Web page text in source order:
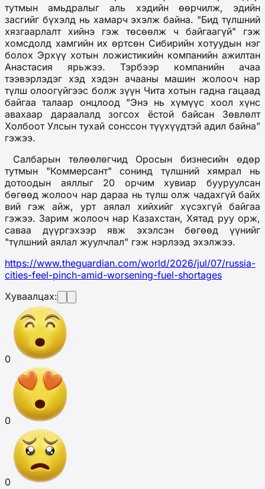
тутмын амьдралыг аль хэдийн өөрчилж, эдийн
засгийг бүхэлд нь хамарч эхэлж байна. "Бид түлшний
хязгаарлалт хийнэ гэж төсөөлж ч байгаагүй" гэж
хомсдолд хамгийн их өртсөн Сибирийн хотуудын нэг
болох Эрхүү хотын ложистикийн компанийн ажилтан
Анастасия ярьжээ. Тэрбээр компанийн ачаа
тээвэрлэдэг хэд хэдэн ачааны машин жолооч нар
түлш олоогүйгээс болж зүүн Чита хотын гадна гацаад
байгаа талаар онцлоод "Энэ нь хүмүүс хоол хүнс
авахаар дараалалд зогсох ёстой байсан Зөвлөлт
Холбоот Улсын тухай сонссон түүхүүдтэй адил байна”
гэжээ.
Салбарын төлөөлөгчид Оросын бизнесийн өдөр
тутмын "Коммерсант" сонинд түлшний хямрал нь
дотоодын аяллыг 20 орчим хувиар бууруулсан
бөгөөд жолооч нар дараа нь түлш олж чадахгүй байх
вий гэж айж, урт аялал хийхийг хүсэхгүй байгаа
гэжээ. Зарим жолооч нар Казахстан, Хятад руу орж,
саваа дүүргэхээр явж эхэлсэн бөгөөд үүнийг
"түлшний аялал жуулчлал" гэж нэрлээд эхэлжээ.
https://www.theguardian.com/world/2026/jul/07/russia-
cities-feel-pinch-amid-worsening-fuel-shortages
Хуваалцах:
0
0
0